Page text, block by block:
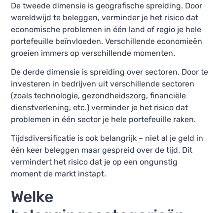
De tweede dimensie is geografische spreiding. Door
wereldwijd te beleggen, verminder je het risico dat
economische problemen in één land of regio je hele
portefeuille beïnvloeden. Verschillende economieën
groeien immers op verschillende momenten.
De derde dimensie is spreiding over sectoren. Door te
investeren in bedrijven uit verschillende sectoren
(zoals technologie, gezondheidszorg, financiële
dienstverlening, etc.) verminder je het risico dat
problemen in één sector je hele portefeuille raken.
Tijdsdiversificatie is ook belangrijk – niet al je geld in
één keer beleggen maar gespreid over de tijd. Dit
vermindert het risico dat je op een ongunstig
moment de markt instapt.
Welke